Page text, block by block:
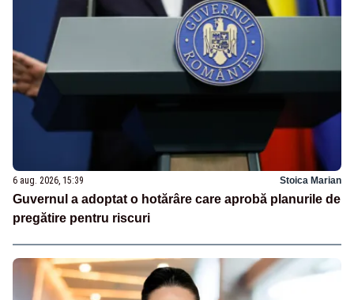
6 aug. 2026, 15:39 Stoica Marian
Guvernul a adoptat o hotărâre care aprobă planurile de
pregătire pentru riscuri